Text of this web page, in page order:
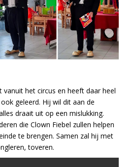
vanuit het circus en heeft daar heel
geleerd. Hij wil dit aan de
draait uit op een mislukking.
die Clown Fiebel zullen helpen
te brengen. Samen zal hij met
toveren.